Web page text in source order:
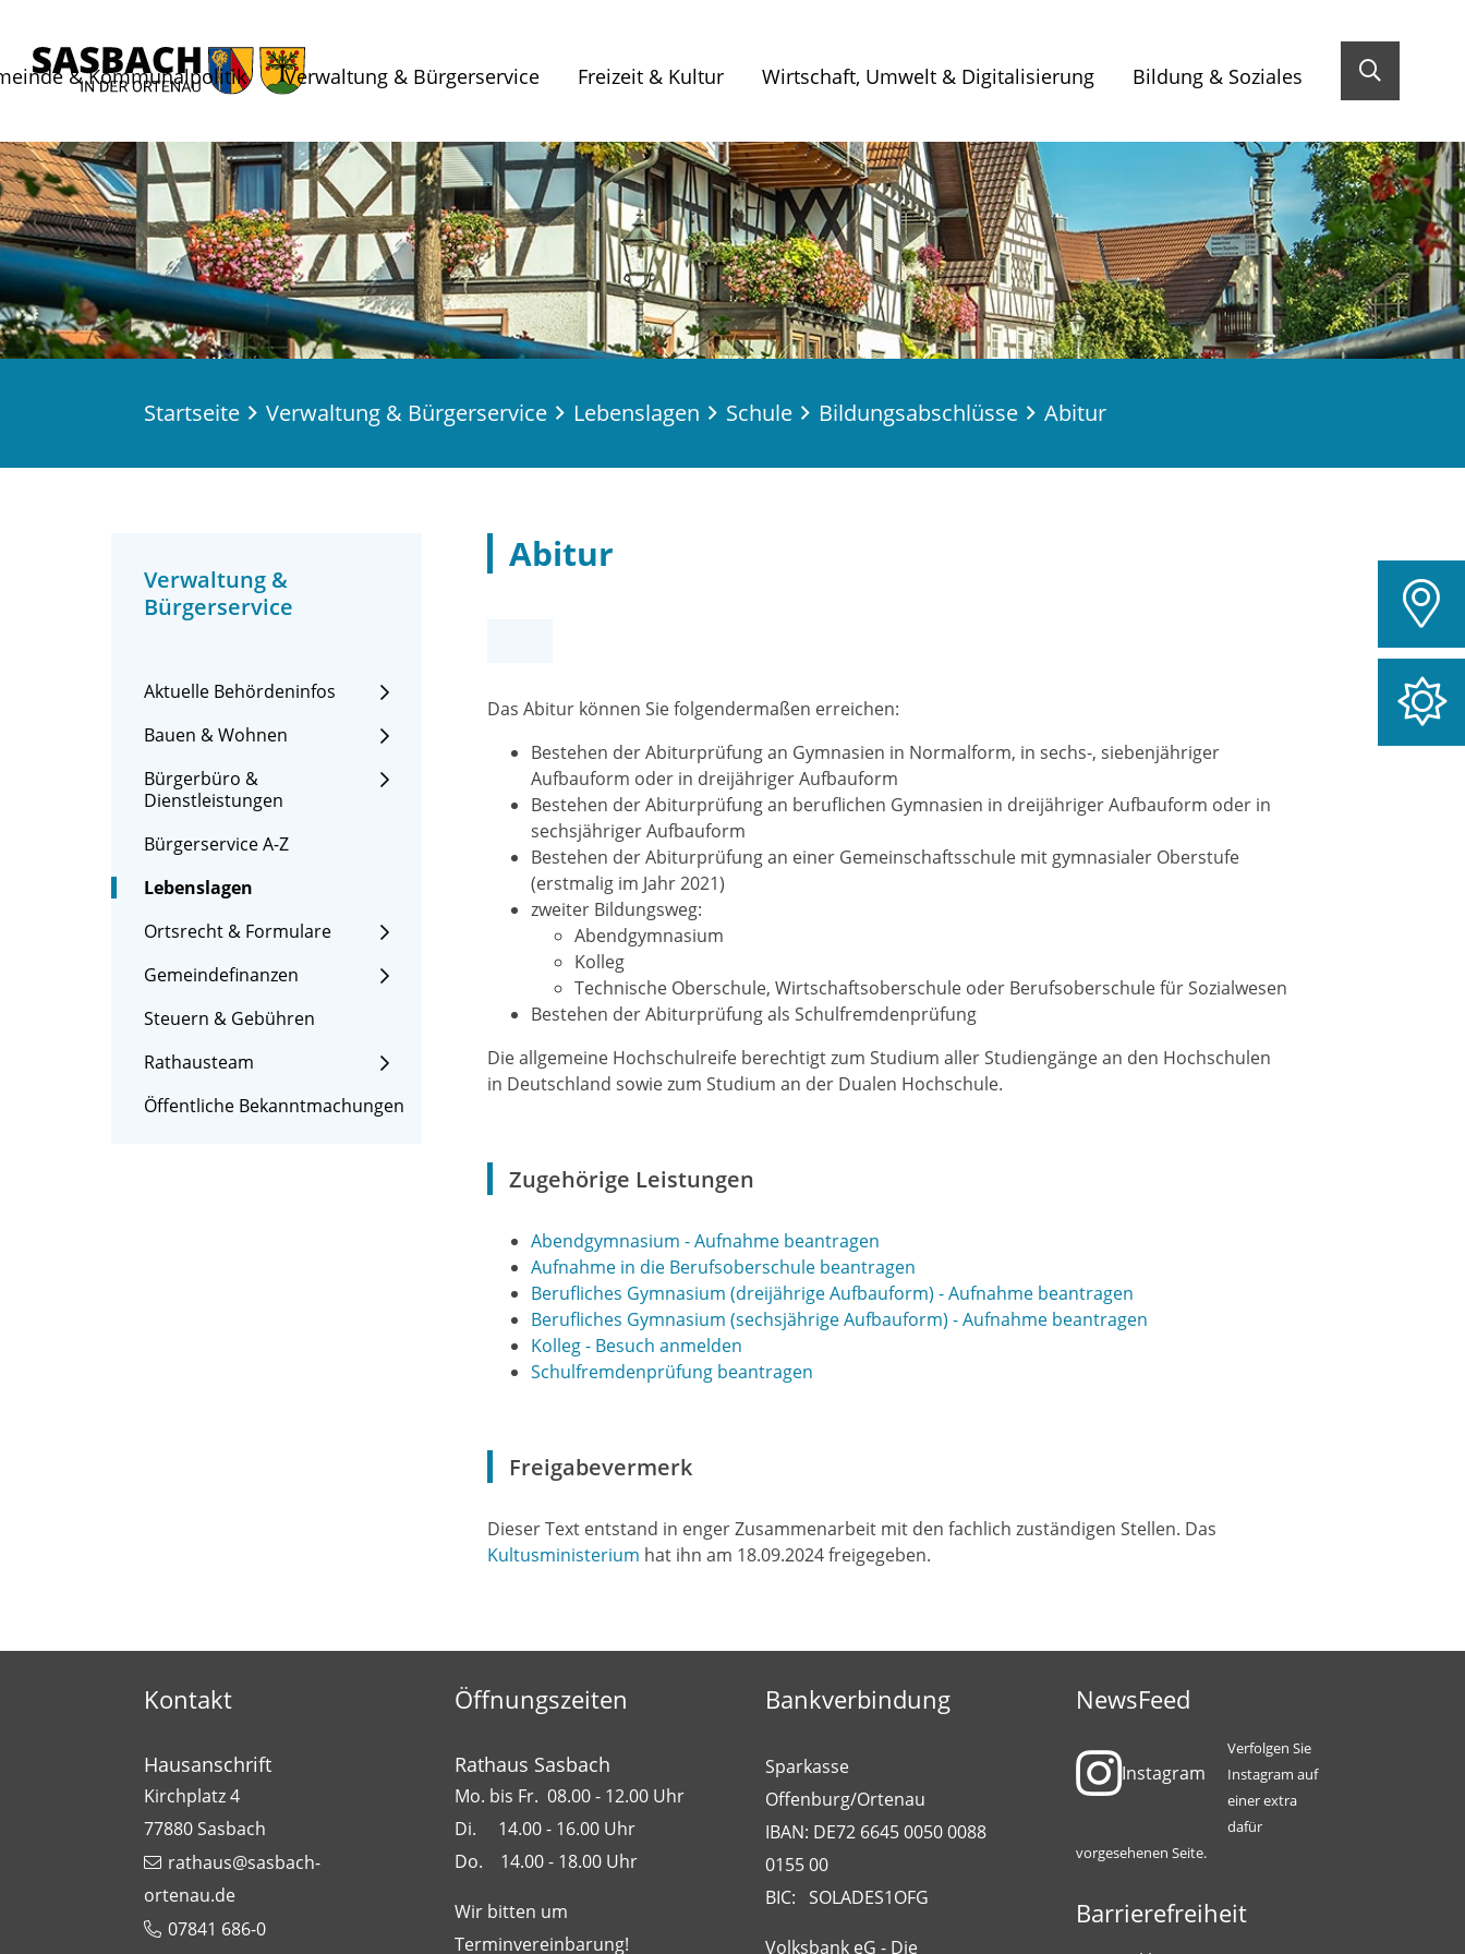
& Kommunalpolitik Verwaltung & Bürgerservice Freizeit & Kultur Wirtschaft, Umwelt & Digitalisierung Bildung & Soziales
Startseite Verwaltung & Bürgerservice Lebenslagen Schule Bildungsabschlüsse Abitur
Verwaltung &
Bürgerservice
Aktuelle Behördeninfos
Bauen & Wohnen
Bürgerbüro &
Dienstleistungen
Bürgerservice A-Z
Lebenslagen
Ortsrecht & Formulare
Gemeindefinanzen
Steuern & Gebühren
Rathausteam
Öffentliche Bekanntmachungen
Abitur
Das Abitur können Sie folgendermaßen erreichen:
Bestehen der Abiturprüfung an Gymnasien in Normalform, in sechs-, siebenjähriger
Aufbauform oder in dreijähriger Aufbauform
Bestehen der Abiturprüfung an beruflichen Gymnasien in dreijähriger Aufbauform oder in
sechsjähriger Aufbauform
Bestehen der Abiturprüfung an einer Gemeinschaftsschule mit gymnasialer Oberstufe
(erstmalig im Jahr 2021)
zweiter Bildungsweg:
Abendgymnasium
Kolleg
Technische Oberschule, Wirtschaftsoberschule oder Berufsoberschule für Sozialwesen
Bestehen der Abiturprüfung als Schulfremdenprüfung
Die allgemeine Hochschulreife berechtigt zum Studium aller Studiengänge an den Hochschulen
in Deutschland sowie zum Studium an der Dualen Hochschule.
Zugehörige Leistungen
Abendgymnasium - Aufnahme beantragen
Aufnahme in die Berufsoberschule beantragen
Berufliches Gymnasium (dreijährige Aufbauform) - Aufnahme beantragen
Berufliches Gymnasium (sechsjährige Aufbauform) - Aufnahme beantragen
Kolleg - Besuch anmelden
Schulfremdenprüfung beantragen
Freigabevermerk
Dieser Text entstand in enger Zusammenarbeit mit den fachlich zuständigen Stellen. Das
Kultusministerium hat ihn am 18.09.2024 freigegeben.
Kontakt
Hausanschrift
Kirchplatz 4
77880Sasbach
rathaus@sasbach-
ortenau.de
07841 686-0
Öffnungszeiten
Rathaus Sasbach
Mo. bis Fr. 08.00 - 12.00 Uhr
Di. 14.00 - 16.00 Uhr
Do. 14.00 - 18.00 Uhr
Wir bitten um
Terminvereinbarung!
Bankverbindung
Sparkasse
Offenburg/Ortenau
IBAN: DE72 6645 0050 0088
0155 00
BIC: SOLADES1OFG
Volksbank eG - Die
NewsFeed
Instagram
Verfolgen Sie
Instagram auf
einer extra
dafür
vorgesehenen Seite.
Barrierefreiheit